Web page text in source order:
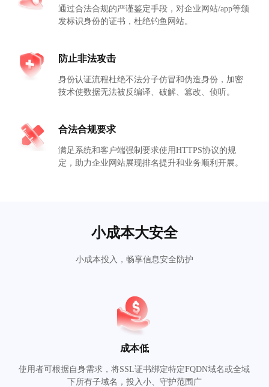
通过合法合规的严谨鉴定手段，对企业网站/app等颁
发标识身份的证书，杜绝钓鱼网站。
防止非法攻击
身份认证流程杜绝不法分子仿冒和伪造身份，加密
技术使数据无法被反编译、破解、篡改、侦听。
合法合规要求
满足系统和客户端强制要求使用HTTPS协议的规
定，助力企业网站展现排名提升和业务顺利开展。
小成本大安全
小成本投入，畅享信息安全防护
成本低
使用者可根据自身需求，将SSL证书绑定特定FQDN域名或全域
下所有子域名，投入小、守护范围广